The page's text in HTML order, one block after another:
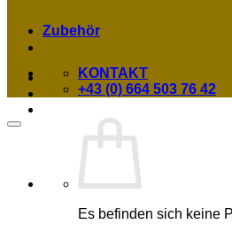
Es befinden sich keine
Zubehör
KONTAKT
+43 (0) 664 503 76 42